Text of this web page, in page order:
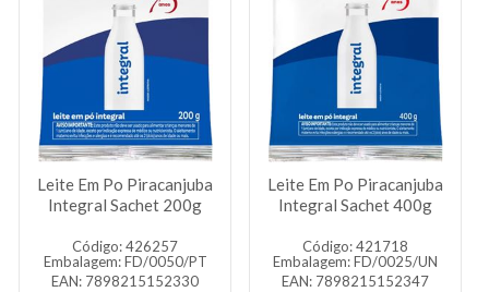
Leite Em Po Piracanjuba
Integral Sachet 200g
Código: 426257
Embalagem: FD/0050/PT
EAN: 7898215152330
Leite Em Po Piracanjuba
Integral Sachet 400g
Código: 421718
Embalagem: FD/0025/UN
EAN: 7898215152347